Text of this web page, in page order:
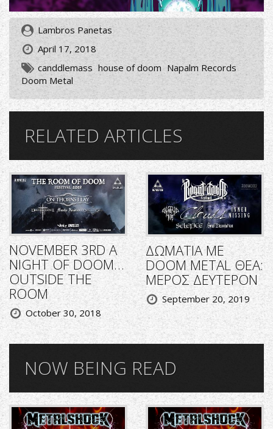
Lambros Panetas
April 17, 2018
canddlemass house of doom Napalm Records
Doom Metal
RELATED ARTICLES
NOVEMBER 3RD A
NIGHT OF DOOM…
OUTSIDE THE
ROOM
October 30, 2018
ΔΩΜΑΤΙΑ ΜΕ
DOOM METAL ΘΕΑ:
ΜΕΡΟΣ ΔΕΥΤΕΡΟΝ
September 20, 2019
NOW BEING READ